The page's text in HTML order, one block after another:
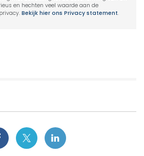
en hechten veel waarde aan de
Bekijk hier ons Privacy statement.